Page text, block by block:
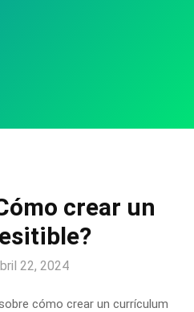
crear un
22, 2024
cómo crear un currículum